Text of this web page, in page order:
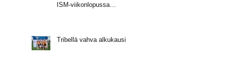
ISM-viikonlopussa
Tribellä vahva alkukausi